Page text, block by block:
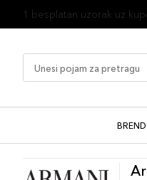
1 besplatan uzorak uz